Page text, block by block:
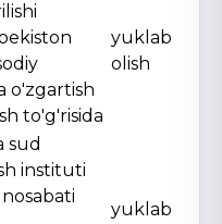
o'zgartish
to'g'risida
yuklab
olish
sud
instituti
yuklab